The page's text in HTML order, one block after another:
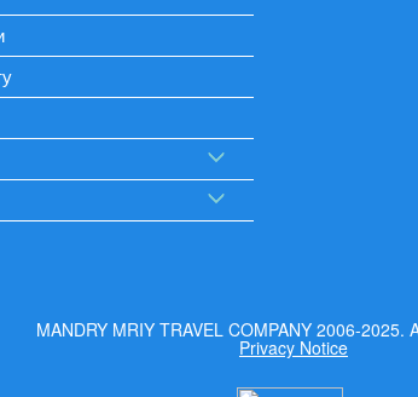
MANDRY MRIY TRAVEL COMPANY 2006-2025.
Privacy Notice